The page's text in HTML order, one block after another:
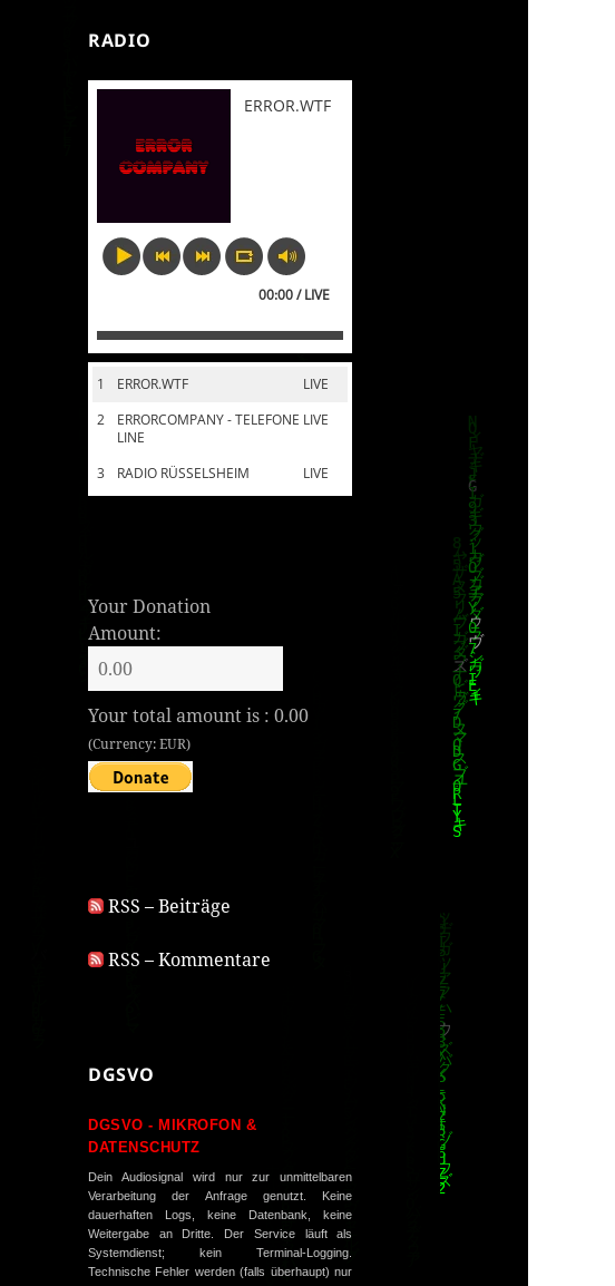
RADIO
ERROR.WTF
00:00 / LIVE
1 LIVE
ERROR.WTF
2
LIVE
ERRORCOMPANY - TELEFONE
LINE
3
LIVE
RADIO RÜSSELSHEIM
Your Donation
Amount:
Your total amount is :0.00
(Currency: EUR)
RSS – Beiträge
RSS – Kommentare
DGSVO
DGSVO - MIKROFON &
DATENSCHUTZ
Dein Audiosignal wird nur zur unmittelbaren
Verarbeitung der Anfrage genutzt. Keine
dauerhaften Logs, keine Datenbank, keine
Weitergabe an Dritte. Der Service läuft als
Systemdienst; kein Terminal-Logging.
Technische Fehler werden (falls überhaupt) nur